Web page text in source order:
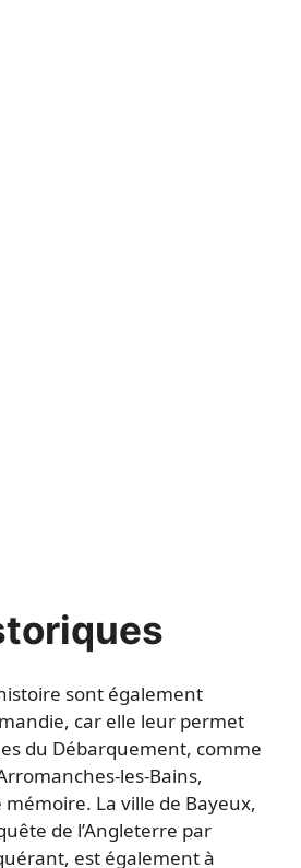
sont également
car elle leur permet
du Débarquement, comme
les-Bains,
La ville de Bayeux,
de l’Angleterre par
est également à